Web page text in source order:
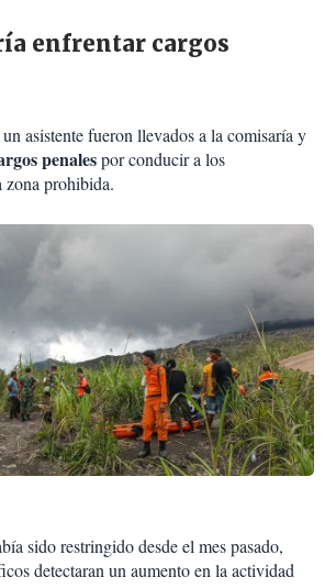
enfrentar cargos
asistente fueron llevados a la comisaría y
penalespor conducir a los
zona prohibida.
sido restringido desde el mes pasado,
detectaran un aumento en la actividad